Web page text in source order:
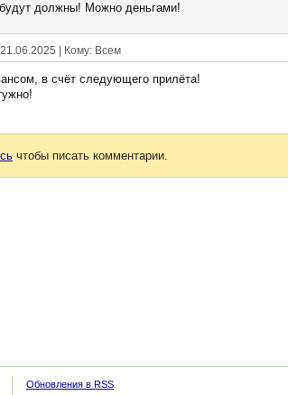
должны! Можно деньгами!
21.06.2025 | Кому: Всем
в счёт следующего прилёта!
чтобы писать комментарии.
Обновления в RSS